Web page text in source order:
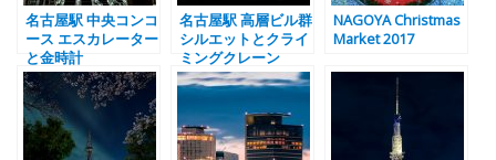
名古屋駅 中央コンコ
ース エスカレーター
と金時計
名古屋駅 高層ビル群
シルエットとクライ
ミングクレーン
NAGOYA Christmas
Market 2017